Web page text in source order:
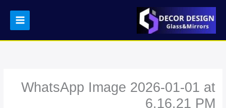
المحتوى
WhatsApp Image 2026-01-01 at
6.16.21 PM